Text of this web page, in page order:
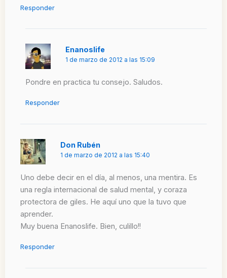
Responder
Enanoslife
1 de marzo de 2012 a las 15:09
Pondre en practica tu consejo. Saludos.
Responder
Don Rubén
1 de marzo de 2012 a las 15:40
Uno debe decir en el día, al menos, una mentira. Es
una regla internacional de salud mental, y coraza
protectora de giles. He aquí uno que la tuvo que
aprender.
Muy buena Enanoslife. Bien, culillo!!
Responder